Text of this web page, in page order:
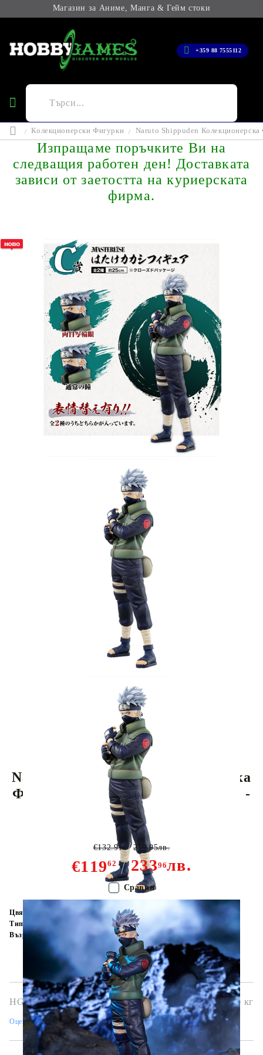
Магазин за Аниме, Манга & Гейм стоки
+359 88 7555112
Колекционерски Фигурки Naruto Shippuden
Изпращаме поръчките Ви на
следващия работен ден! Доставката
зависи от заетостта на куриерската
фирма.
Naruto Shippuden Колекционерска
Фигурка Ichiban Kuji: Masterlise -
Kakashi Hatake
€11962 23396лв.
€132.91 259.95лв.
Цвят:
Многоцветен
Тип:
Възраст:
16+
HGA7243 0.700 кг
Оцени продукта
Сравни